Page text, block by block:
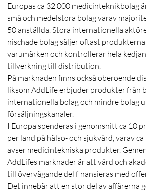
Europas ca 32 000 medicinteknikbolag
små och medelstora bolag varav
50 anställda. Stora internationella
nischade bolag säljer oftast
varumärken och kontrollerar hela
tillverkning till distribution.
På marknaden finns också oberoende
liksom AddLife erbjuder produkter från
internationella bolag och mindre bolag
försäljningskanaler.
I Europa spenderas i genomsnitt ca 10
per land på hälso- och sjukvård, varav
avser medicintekniska produkter.
AddLifes marknader är att vård och
till övervägande del finansieras med
Det innebär att en stor del av affärerna